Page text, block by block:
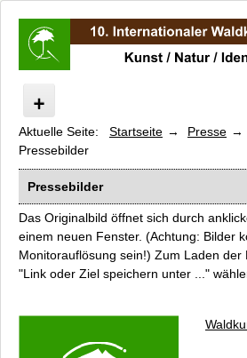
Internationaler Waldkunstpfad
Kunst/Natur/Identität
Impressionen
Programm
Künstler
Führungen
Kataloge und Filme
Aktuelle Seite: Startseite
Presse
Pressebilder
Pressebilder
Das Originalbild öffnet sich durch
einem neuen Fenster. (Achtung: Bilder
Monitorauflösung sein!) Zum Laden der
"Link oder Ziel speichern unter ..."